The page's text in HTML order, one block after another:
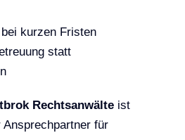
kurzen Fristen
statt
Rechtsanwälteist
für